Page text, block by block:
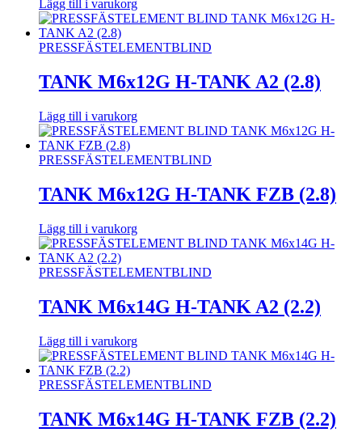
Lägg till i varukorg
PRESSFÄSTELEMENTBLIND
TANK M6x12G H-TANK A2 (2.8)
Lägg till i varukorg
PRESSFÄSTELEMENTBLIND
TANK M6x12G H-TANK FZB (2.8)
Lägg till i varukorg
PRESSFÄSTELEMENTBLIND
TANK M6x14G H-TANK A2 (2.2)
Lägg till i varukorg
PRESSFÄSTELEMENTBLIND
TANK M6x14G H-TANK FZB (2.2)